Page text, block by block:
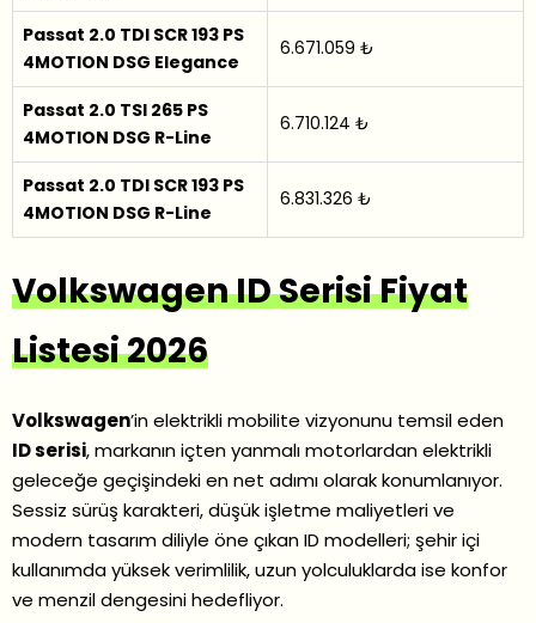
Passat 2.0 TDI SCR 193 PS
4MOTION DSG Elegance
6.671.059 ₺
Passat 2.0 TSI 265 PS
4MOTION DSG R-Line
6.710.124 ₺
Passat 2.0 TDI SCR 193 PS
4MOTION DSG R-Line
6.831.326 ₺
Volkswagen ID Serisi Fiyat
Listesi 2026
Volkswagen’in elektrikli mobilite vizyonunu temsil eden
ID serisi, markanın içten yanmalı motorlardan elektrikli
geleceğe geçişindeki en net adımı olarak konumlanıyor.
Sessiz sürüş karakteri, düşük işletme maliyetleri ve
modern tasarım diliyle öne çıkan ID modelleri; şehir içi
kullanımda yüksek verimlilik, uzun yolculuklarda ise konfor
ve menzil dengesini hedefliyor.